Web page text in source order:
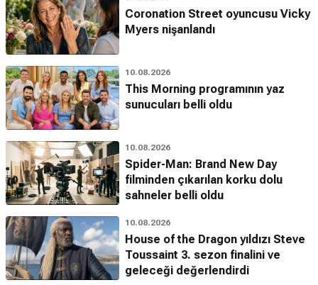
Coronation Street oyuncusu Vicky
Myers nişanlandı
10.08.2026
This Morning programının yaz
sunucuları belli oldu
10.08.2026
Spider-Man: Brand New Day
filminden çıkarılan korku dolu
sahneler belli oldu
10.08.2026
House of the Dragon yıldızı Steve
Toussaint 3. sezon finalini ve
geleceği değerlendirdi